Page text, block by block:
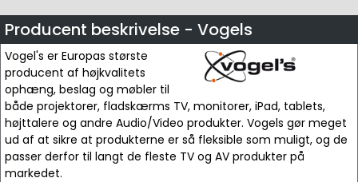
Producent beskrivelse - Vogels
Vogel's er Europas største
producent af højkvalitets
ophæng, beslag og møbler til
både projektorer, fladskærms TV, monitorer, iPad, tablets,
højttalere og andre Audio/Video produkter. Vogels gør meget
ud af at sikre at produkterne er så fleksible som muligt, og de
passer derfor til langt de fleste TV og AV produkter på
markedet.